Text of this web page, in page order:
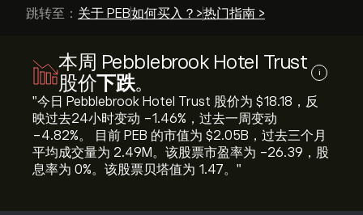
跳转至： 关于 PEB如何买入？>热门指南 >
本周 Pebblebrook Hotel Trust
股价下跌。 i
"今日 Pebblebrook Hotel Trust 股价为 ‎$‎18.18，反
映过去24小时变动 ‎-1.46‎%，过去一周变动
‎-4.82‎%。 目前 PEB 的市值为 ‎$‎2.05B，过去三个月
平均成交量为 2.49M。该股票市盈率为 -26.39，股
息率为 0%。该股票贝塔值为 1.47。"